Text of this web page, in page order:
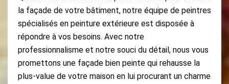
la façade de votre bâtiment, notre équipe de peintres
spécialisés en peinture extérieure est disposée à
répondre à vos besoins. Avec notre
professionnalisme et notre souci du détail, nous vous
promettons une façade bien peinte qui rehausse la
plus-value de votre maison en lui procurant un charme